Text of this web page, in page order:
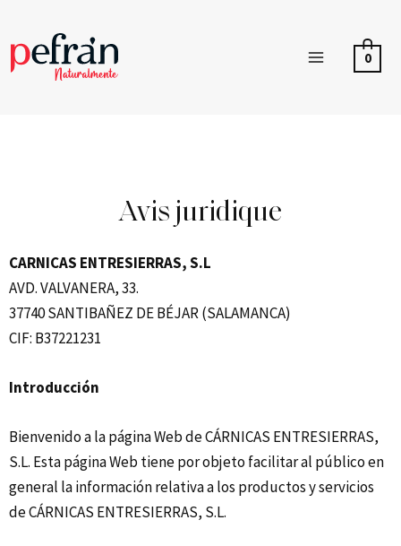
0
Avis juridique
CARNICAS ENTRESIERRAS, S.L
AVD. VALVANERA, 33.
37740 SANTIBAÑEZ DE BÉJAR (SALAMANCA)
CIF: B37221231
Introducción
Bienvenido a la página Web de CÁRNICAS ENTRESIERRAS,
S.L. Esta página Web tiene por objeto facilitar al público en
general la información relativa a los productos y servicios
de CÁRNICAS ENTRESIERRAS, S.L.